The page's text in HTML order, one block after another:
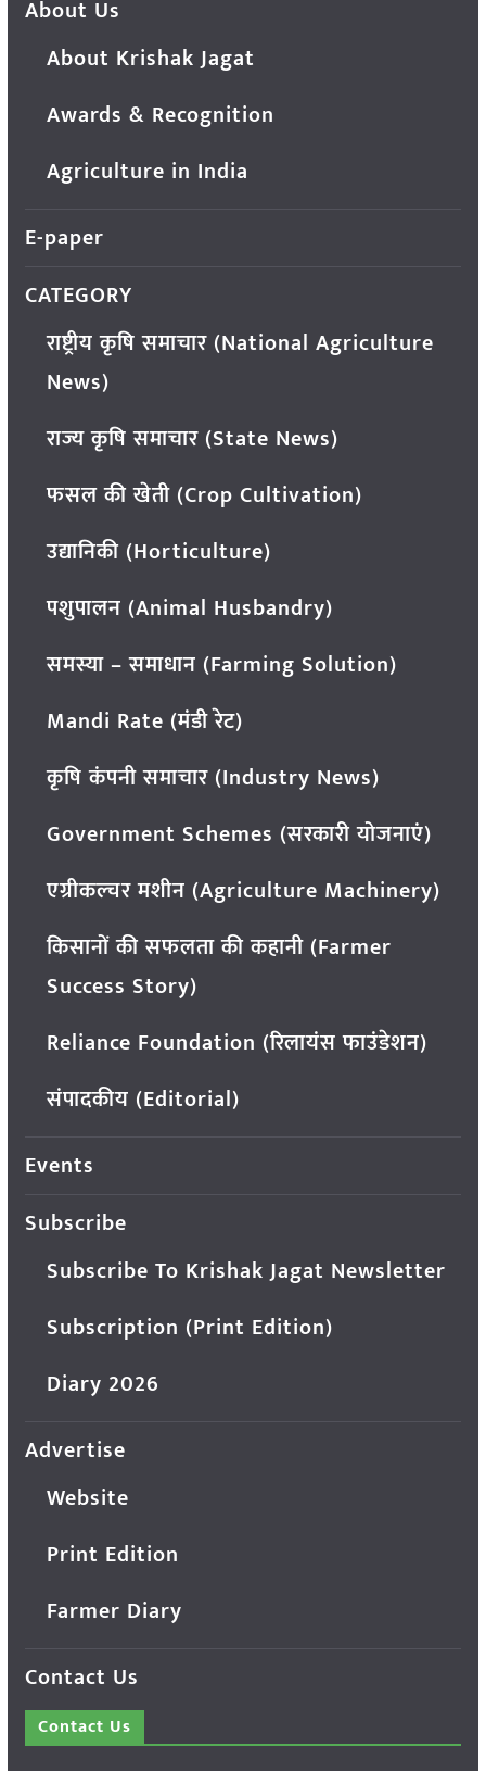
About Us
About Krishak Jagat
Awards & Recognition
Agriculture in India
E-paper
CATEGORY
राष्ट्रीय कृषि समाचार (National Agriculture
News)
राज्य कृषि समाचार (State News)
फसल की खेती (Crop Cultivation)
उद्यानिकी (Horticulture)
पशुपालन (Animal Husbandry)
समस्या – समाधान (Farming Solution)
Mandi Rate (मंडी रेट)
कृषि कंपनी समाचार (Industry News)
Government Schemes (सरकारी योजनाएं)
एग्रीकल्चर मशीन (Agriculture Machinery)
किसानों की सफलता की कहानी (Farmer
Success Story)
Reliance Foundation (रिलायंस फाउंडेशन)
संपादकीय (Editorial)
Events
Subscribe
Subscribe To Krishak Jagat Newsletter
Subscription (Print Edition)
Diary 2026
Advertise
Website
Print Edition
Farmer Diary
Contact Us
Contact Us